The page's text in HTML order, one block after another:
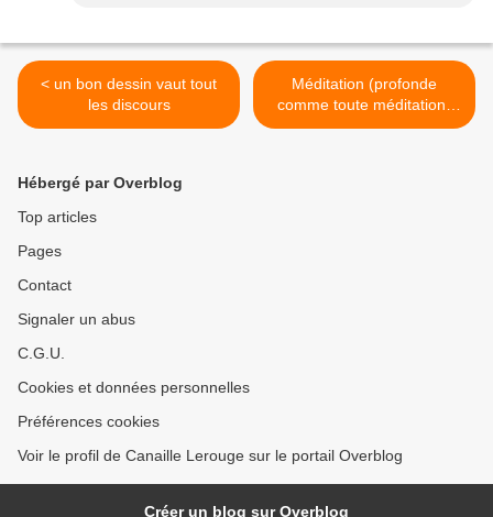
< un bon dessin vaut tout
les discours
Méditation (profonde
comme toute méditation)
sur l'actualité >
Hébergé par Overblog
Top articles
Pages
Contact
Signaler un abus
C.G.U.
Cookies et données personnelles
Préférences cookies
Voir le profil de Canaille Lerouge sur le portail Overblog
Créer un blog sur Overblog